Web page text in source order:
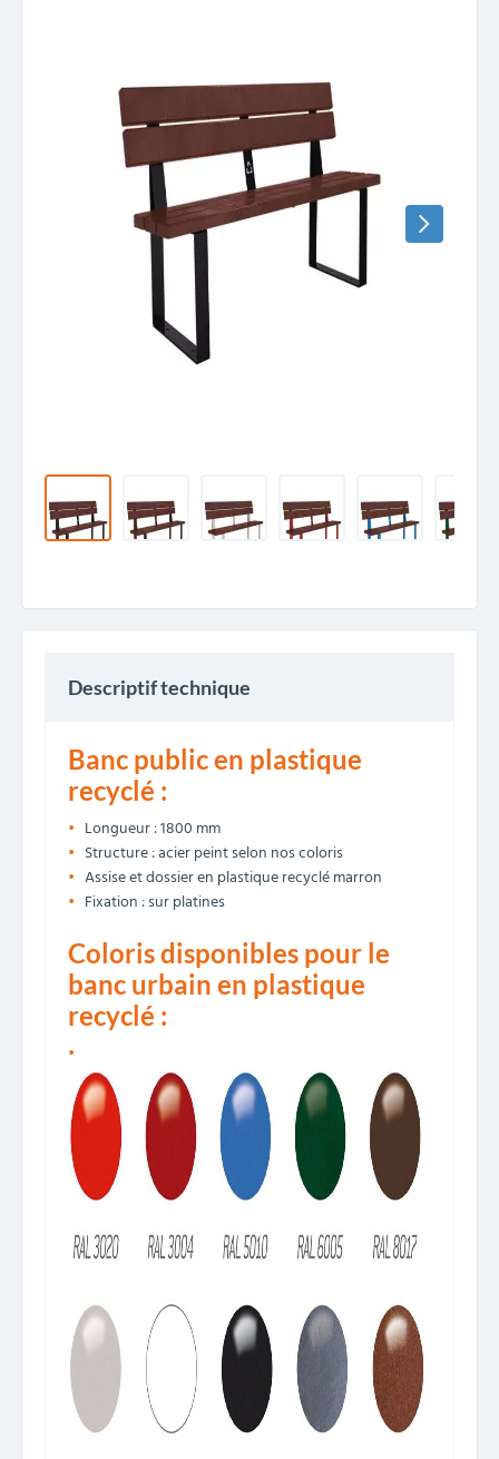
Descriptif technique
Banc public en plastique
recyclé :
Longueur : 1800 mm
Structure : acier peint selon nos coloris
Assise et dossier en plastique recyclé marron
Fixation : sur platines
Coloris disponibles pour le
banc urbain en plastique
recyclé :